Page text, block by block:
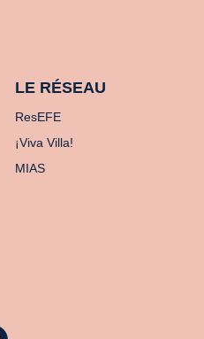
LE RÉSEAU
ResEFE
¡Viva Villa!
MIAS